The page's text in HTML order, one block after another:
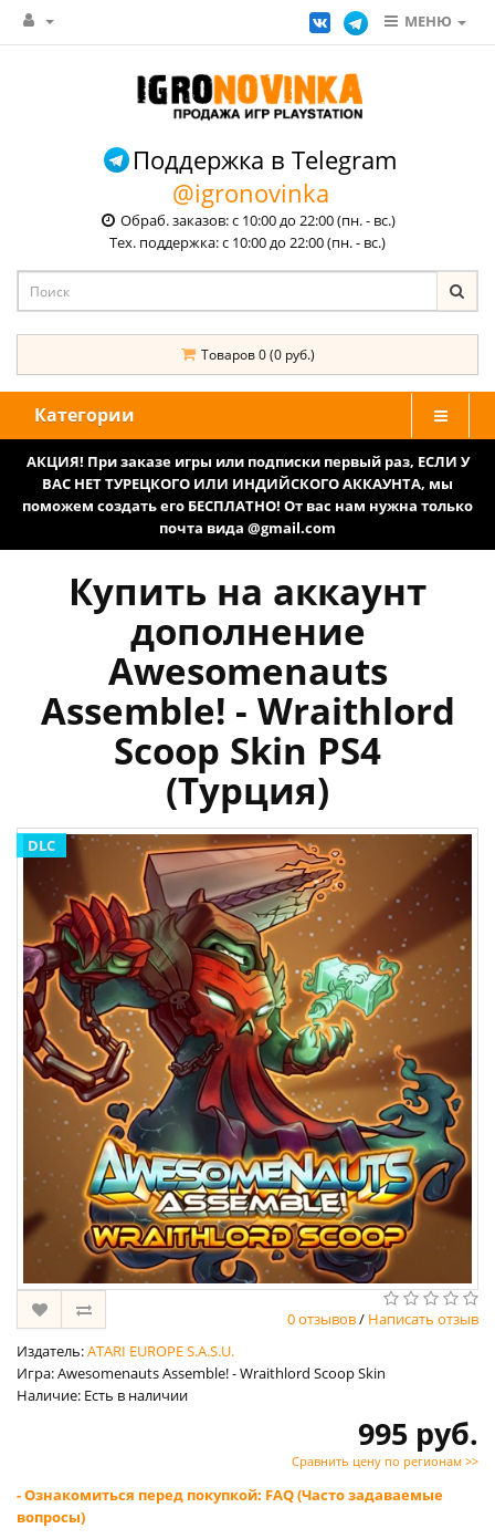
МЕНЮ
Поддержка в Telegram
@igronovinka
Обраб. заказов: с 10:00 до 22:00 (пн. - вс.)
Тех. поддержка: с 10:00 до 22:00 (пн. - вс.)
Товаров 0 (0 руб.)
Категории
АКЦИЯ! При заказе игры или подписки первый раз, ЕСЛИ У
ВАС НЕТ ТУРЕЦКОГО ИЛИ ИНДИЙСКОГО АККАУНТА, мы
поможем создать его БЕСПЛАТНО! От вас нам нужна только
почта вида @gmail.com
Купить на аккаунт
дополнение
Awesomenauts
Assemble! - Wraithlord
Scoop Skin PS4
(Турция)
DLC
0 отзывов/ Написать отзыв
Издатель:ATARI EUROPE S.A.S.U.
Игра: Awesomenauts Assemble! - Wraithlord Scoop Skin
Наличие: Есть в наличии
995 руб.
Сравнить цену по регионам >>
- Ознакомиться перед покупкой: FAQ (Часто задаваемые
вопросы)